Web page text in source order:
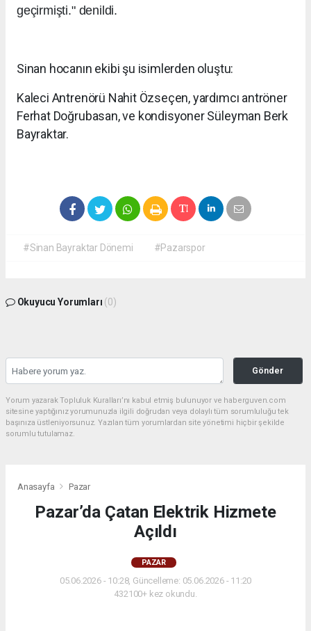
geçirmişti." denildi.
Sinan hocanın ekibi şu isimlerden oluştu:
Kaleci Antrenörü Nahit Özseçen, yardımcı antröner
Ferhat Doğrubasan, ve kondisyoner Süleyman Berk
Bayraktar.
#Sinan Bayraktar Dönemi #Pazarspor
Okuyucu Yorumları (0)
Gönder
Yorum yazarak Topluluk Kuralları’nı kabul etmiş bulunuyor ve haberguven.com
sitesine yaptığınız yorumunuzla ilgili doğrudan veya dolaylı tüm sorumluluğu tek
başınıza üstleniyorsunuz. Yazılan tüm yorumlardan site yönetimi hiçbir şekilde
sorumlu tutulamaz.
Anasayfa Pazar
Pazar’da Çatan Elektrik Hizmete
Açıldı
PAZAR
05.06.2026 - 10:28, Güncelleme: 05.06.2026 - 11:20
432100+ kez okundu.